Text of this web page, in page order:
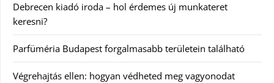
Debrecen kiadó iroda – hol érdemes új munkateret
keresni?
Parfüméria Budapest forgalmasabb területein található
Végrehajtás ellen: hogyan védheted meg vagyonodat